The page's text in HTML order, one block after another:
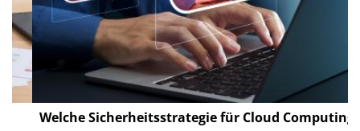
Welche Sicherheitsstrategie für Cloud Computing?